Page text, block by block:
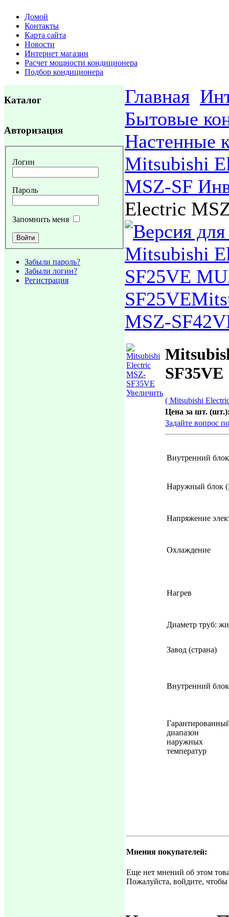
Домой
Контакты
Карта сайта
Новости
Интернет магазин
Расчет мощности кондиционера
Подбор кондиционера
Каталог
Авторизация
Логин
Пароль
Запомнить меня
Забыли пароль?
Забыли логин?
Регистрация
Главная
Бытовые
Настенные
Mitsubishi
MSZ-SF
Electric
Mitsubishi
SF25VE
SF25VE
MSZ-
Увеличить
SF35VE
( Mitsubishi
Цена за шт.
Задайте вопрос
Внутренний
Наружный блок
Напряжение
Охлаждение
Нагрев
Диаметр труб:
Завод (страна)
Внутренний блок
диапазон
наружных
температур
Мнения покупателей:
Еще нет мнений об этом
Пожалуйста, войдите, чтобы